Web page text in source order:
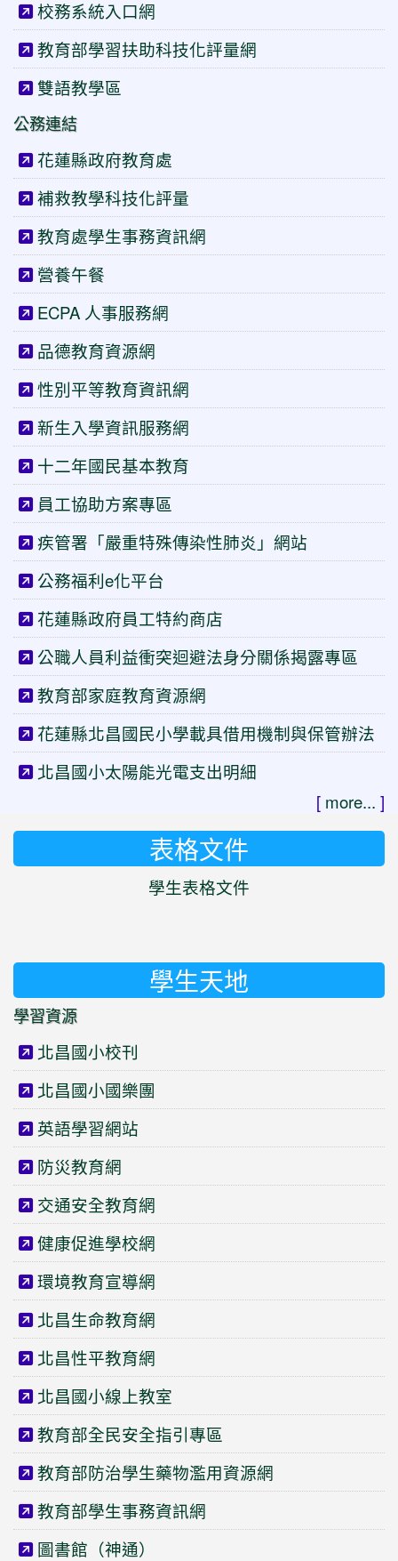
校務系統入口網
教育部學習扶助科技化評量網
雙語教學區
公務連結
花蓮縣政府教育處
補救教學科技化評量
教育處學生事務資訊網
營養午餐
ECPA 人事服務網
品德教育資源網
性別平等教育資訊網
新生入學資訊服務網
十二年國民基本教育
員工協助方案專區
疾管署「嚴重特殊傳染性肺炎」網站
公務福利e化平台
花蓮縣政府員工特約商店
公職人員利益衝突迴避法身分關係揭露專區
教育部家庭教育資源網
花蓮縣北昌國民小學載具借用機制與保管辦法
北昌國小太陽能光電支出明細
[ more... ]
表格文件
學生表格文件
學生天地
學習資源
北昌國小校刊
北昌國小國樂團
英語學習網站
防災教育網
交通安全教育網
健康促進學校網
環境教育宣導網
北昌生命教育網
北昌性平教育網
北昌國小線上教室
教育部全民安全指引專區
教育部防治學生藥物濫用資源網
教育部學生事務資訊網
圖書館（神通）